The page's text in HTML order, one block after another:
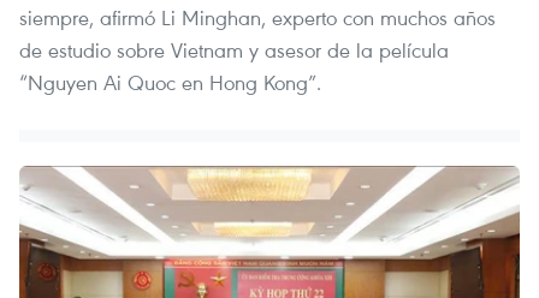
siempre, afirmó Li Minghan, experto con muchos años
de estudio sobre Vietnam y asesor de la película
“Nguyen Ai Quoc en Hong Kong”.